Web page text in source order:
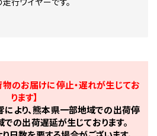
行ワイヤーです。
物のお届けに停止・遅れが生じてお
ります】
より、熊本県一部地域での出荷停
の出荷遅延が生じております。